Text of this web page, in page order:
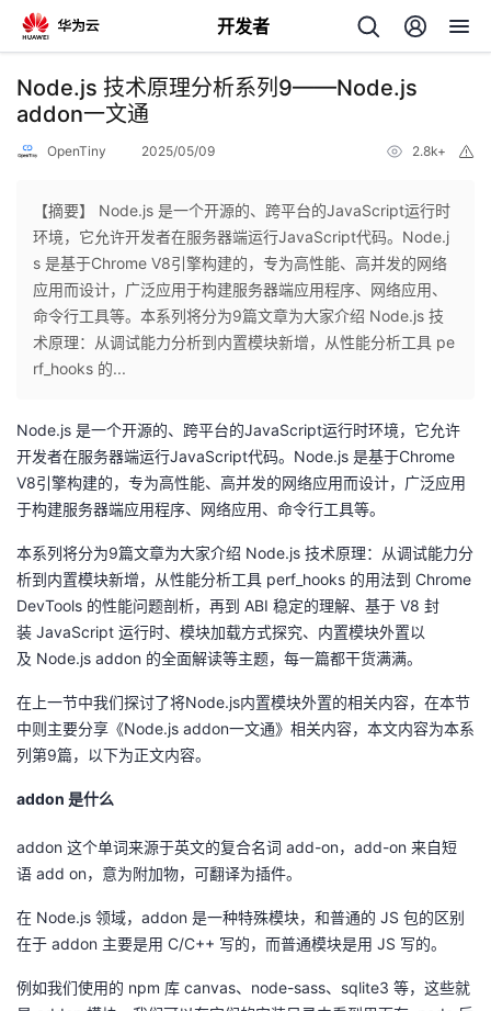
开发者
返
回
个
人
主
页
我
的
开
发
我
的
客
我
论
坛
的
圈
子
我
的
直
我
的
动
我
关
注
的
我
我
Node.js 技术原理分析系列9——Node.js
addon一文通
OpenTiny 2025/05/09 2.8k+
【摘要】 Node.js 是一个开源的、跨平台的JavaScript运行时
环境，它允许开发者在服务器端运行JavaScript代码。Node.j
s 是基于Chrome V8引擎构建的，专为高性能、高并发的网络
应用而设计，广泛应用于构建服务器端应用程序、网络应用、
命令行工具等。本系列将分为9篇文章为大家介绍 Node.js 技
术原理：从调试能力分析到内置模块新增，从性能分析工具 pe
rf_hooks 的...
Node.js 是一个开源的、跨平台的JavaScript运行时环境，它允许
开发者在服务器端运行JavaScript代码。 Node.js 是基于Chrome
V8引擎构建的，专为高性能、高并发的网络应用而设计，广泛应用
于构建服务器端应用程序、网络应用、命令行工具等。
本系列将分为9篇文章为大家介绍 Node.js 技术原理：从调试能力分
析到内置模块新增，从性能分析工具 perf_hooks 的用法到 Chrome
DevTools 的性能问题剖析，再到 ABI 稳定的理解、基于 V8 封
装 JavaScript 运行时、模块加载方式探究、内置模块外置以
及 Node.js addon 的全面解读等主题，每一篇都干货满满。
在上一节中我们探讨了将Node.js内置模块外置的相关内容，在本节
中则主要分享《Node.js addon一文通》相关内容，本文内容为本系
列第9篇，以下为正文内容。
addon 是什么
addon 这个单词来源于英文的复合名词 add-on， add-on 来自短
语 add on，意为附加物，可翻译为插件。
在 Node.js 领域， addon 是一种特殊模块，和普通的 JS 包的区别
在于 addon 主要是用 C/C++ 写的，而普通模块是用 JS 写的。
例如我们使用的 npm 库 canvas、 node-sass、 sqlite3 等，这些就